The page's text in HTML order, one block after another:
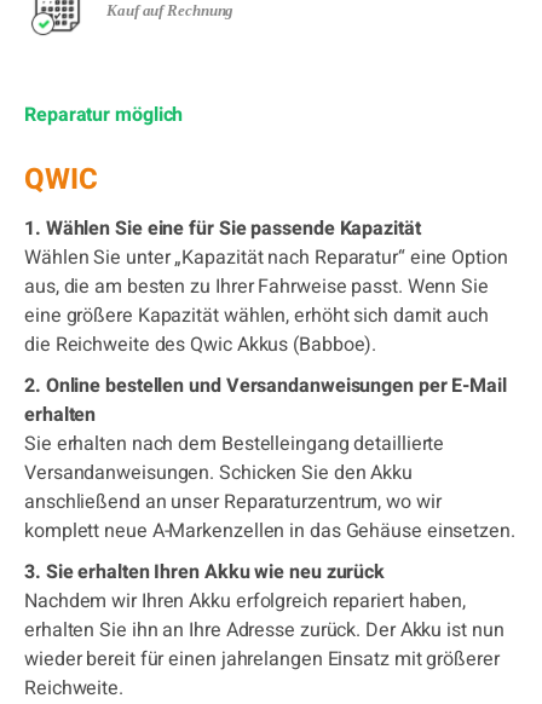
Kauf auf Rechnung
Reparatur möglich
QWIC
1. Wählen Sie eine für Sie passende Kapazität
Wählen Sie unter „Kapazität nach Reparatur“ eine Option
aus, die am besten zu Ihrer Fahrweise passt. Wenn Sie
eine größere Kapazität wählen, erhöht sich damit auch
die Reichweite des Qwic Akkus (Babboe).
2. Online bestellen und Versandanweisungen per E-Mail
erhalten
Sie erhalten nach dem Bestelleingang detaillierte
Versandanweisungen. Schicken Sie den Akku
anschließend an unser Reparaturzentrum, wo wir
komplett neue A-Markenzellen in das Gehäuse einsetzen.
3. Sie erhalten Ihren Akku wie neu zurück
Nachdem wir Ihren Akku erfolgreich repariert haben,
erhalten Sie ihn an Ihre Adresse zurück. Der Akku ist nun
wieder bereit für einen jahrelangen Einsatz mit größerer
Reichweite.